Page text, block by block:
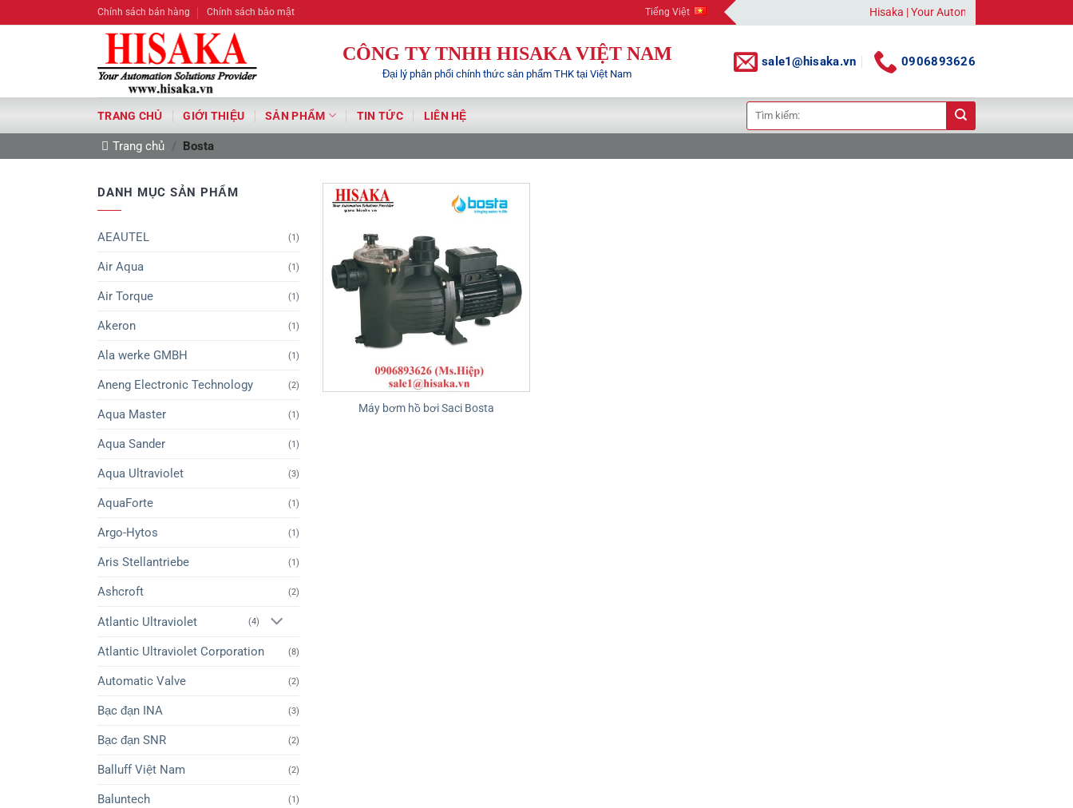
qua
Chính sách bán hàng Chính sách bảo mật Tiếng Việt Hisaka | Your Automation Solutions Provider
CÔNG TY TNHH HISAKA VIỆT NAM
Đại lý phân phối chính thức sản phẩm THK tại Việt Nam
sale1@hisaka.vn 0906893626
TRANG CHỦ GIỚI THIỆU SẢN PHẨM TIN TỨC LIÊN HỆ
Tìm
kiếm:
Trang chủ / Bosta
DANH MỤC SẢN PHẨM
AEAUTEL (1)
Air Aqua (1)
Air Torque (1)
Akeron (1)
Ala werke GMBH (1)
Aneng Electronic Technology (2)
Aqua Master (1)
Aqua Sander (1)
Aqua Ultraviolet (3)
AquaForte (1)
Argo-Hytos (1)
Aris Stellantriebe (1)
Ashcroft (2)
Atlantic Ultraviolet (4)
Atlantic Ultraviolet Corporation (8)
Automatic Valve (2)
Bạc đạn INA (3)
Bạc đạn SNR (2)
Balluff Việt Nam (2)
Baluntech (1)
Máy bơm hồ bơi Saci Bosta